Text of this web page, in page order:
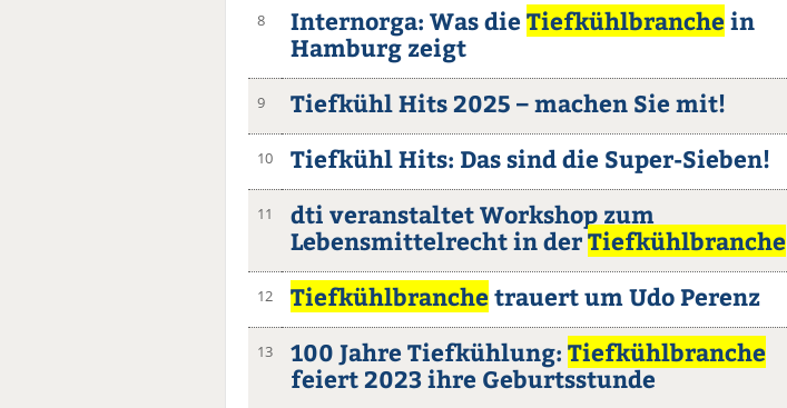
8 Internorga: Was dieTiefkühlbranchein
Hamburg zeigt
9 Tiefkühl Hits 2025 – machen Sie mit!
10 Tiefkühl Hits: Das sind die Super-Sieben!
11
dti veranstaltet Workshop zum
Lebensmittelrecht in derTiefkühlbranche
12 Tiefkühlbranchetrauert um Udo Perenz
13 100 Jahre Tiefkühlung: Tiefkühlbranche
feiert 2023 ihre Geburtsstunde